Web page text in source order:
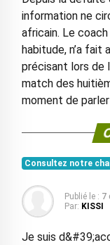
information ne
africain. Le
habitude, n’a fait
précisant lors de
match des
moment de
Consultez notre
Publié le : 7
Par: KISSI
Je suis